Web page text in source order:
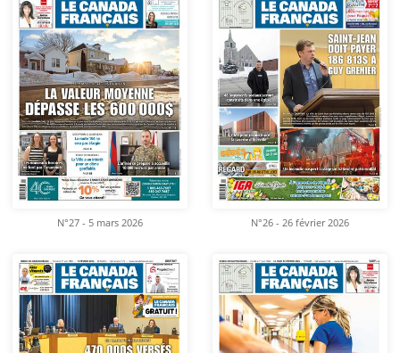
N°27 - 5 mars 2026 N°26 - 26 février 2026